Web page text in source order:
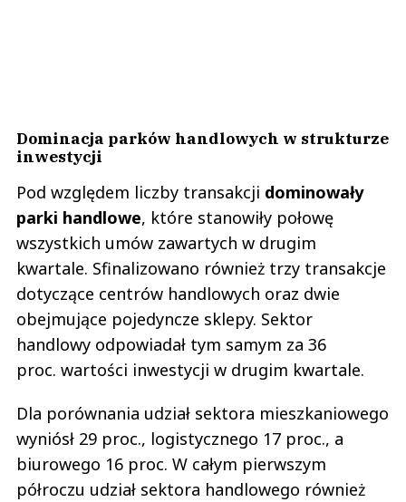
Dominacja parków handlowych w strukturze
inwestycji
Pod względem liczby transakcji dominowały
parki handlowe, które stanowiły połowę
wszystkich umów zawartych w drugim
kwartale. Sfinalizowano również trzy transakcje
dotyczące centrów handlowych oraz dwie
obejmujące pojedyncze sklepy. Sektor
handlowy odpowiadał tym samym za 36
proc. wartości inwestycji w drugim kwartale.
Dla porównania udział sektora mieszkaniowego
wyniósł 29 proc., logistycznego 17 proc., a
biurowego 16 proc. W całym pierwszym
półroczu udział sektora handlowego również